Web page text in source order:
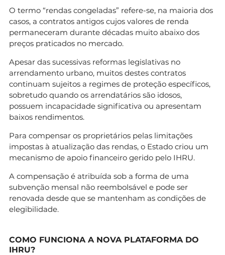
O termo “rendas congeladas” refere-se, na maioria dos
casos, a contratos antigos cujos valores de renda
permaneceram durante décadas muito abaixo dos
preços praticados no mercado.
Apesar das sucessivas reformas legislativas no
arrendamento urbano, muitos destes contratos
continuam sujeitos a regimes de proteção específicos,
sobretudo quando os arrendatários são idosos,
possuem incapacidade significativa ou apresentam
baixos rendimentos.
Para compensar os proprietários pelas limitações
impostas à atualização das rendas, o Estado criou um
mecanismo de apoio financeiro gerido pelo IHRU.
A compensação é atribuída sob a forma de uma
subvenção mensal não reembolsável e pode ser
renovada desde que se mantenham as condições de
elegibilidade.
COMO FUNCIONA A NOVA PLATAFORMA DO
IHRU?